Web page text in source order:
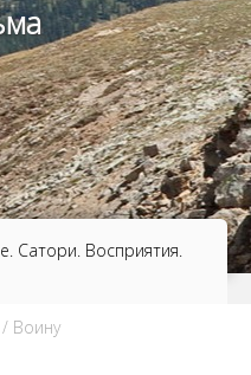
Сатори. Восприятия.
/ Воину